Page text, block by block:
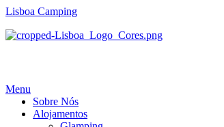
Lisboa Camping
Menu
Sobre Nós
Alojamentos